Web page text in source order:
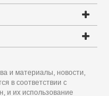
и материалы, новости,
в соответствии с
и их использование